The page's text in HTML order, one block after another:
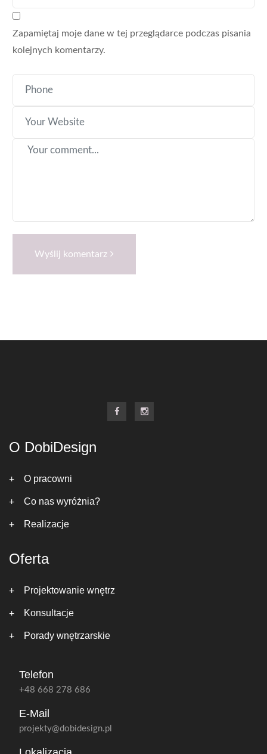
Zapamiętaj moje dane w tej przeglądarce podczas pisania
kolejnych komentarzy.
Wyślij komentarz
O DobiDesign
O pracowni
Co nas wyróżnia?
Realizacje
Oferta
Projektowanie wnętrz
Konsultacje
Porady wnętrzarskie
Telefon
+48 668 278 686
E-Mail
projekty@dobidesign.pl